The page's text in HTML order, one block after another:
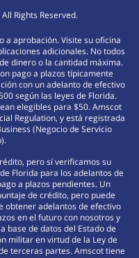
Rights Reserved.
a aprobación. Visite su oficina
adicionales. No todos
dinero o la cantidad máxima.
pago a plazos típicamente
con un adelanto de efectivo
según las leyes de Florida.
elegibles para $50. Amscot
Regulation, y está registrada
(Negocio de Servicio
pero sí verificamos su
Florida para los adelantos de
a plazos pendientes. Un
de crédito, pero puede
obtener adelantos de efectivo
en el futuro con nosotros y
base de datos del Estado de
militar en virtud de la Ley de
terceras partes. Amscot tiene